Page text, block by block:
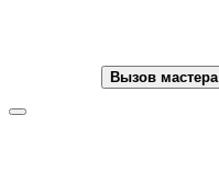
Вызов мастера
Toggle